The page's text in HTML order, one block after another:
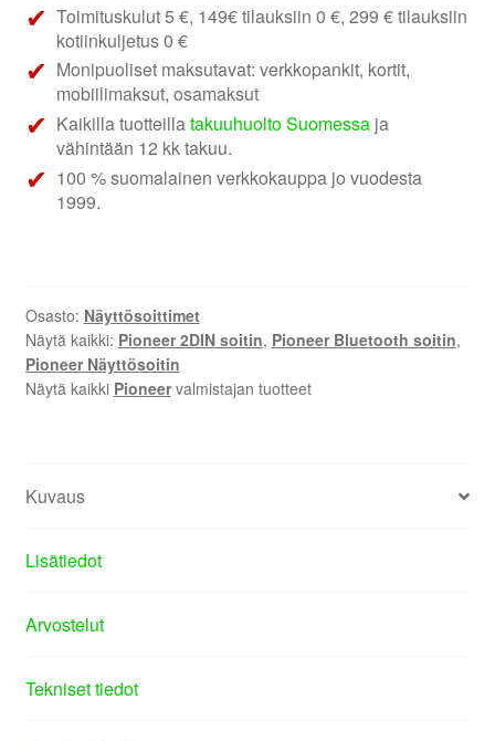
Toimituskulut 5 €, 149€ tilauksiin 0 €, 299 € tilauksiin
kotiinkuljetus 0 €
Monipuoliset maksutavat: verkkopankit, kortit,
mobiilimaksut, osamaksut
Kaikilla tuotteillatakuuhuolto Suomessa ja
vähintään 12 kk takuu.
100 % suomalainen verkkokauppa jo vuodesta
1999.
Osasto: Näyttösoittimet
Näytä kaikki: Pioneer 2DIN soitin, Pioneer Bluetooth soitin,
Pioneer Näyttösoitin
Näytä kaikki Pioneervalmistajan tuotteet
Kuvaus
Lisätiedot
Arvostelut
Tekniset tiedot